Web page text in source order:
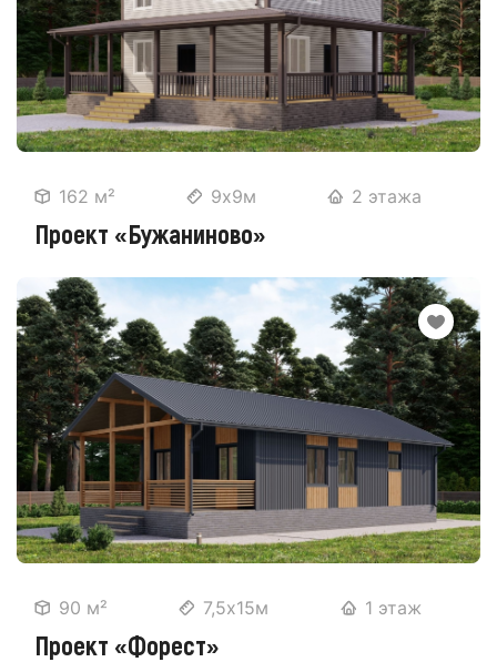
162 м² 9х9м 2 этажа
Проект «Бужаниново»
90 м² 7,5х15м 1 этаж
Проект «Форест»